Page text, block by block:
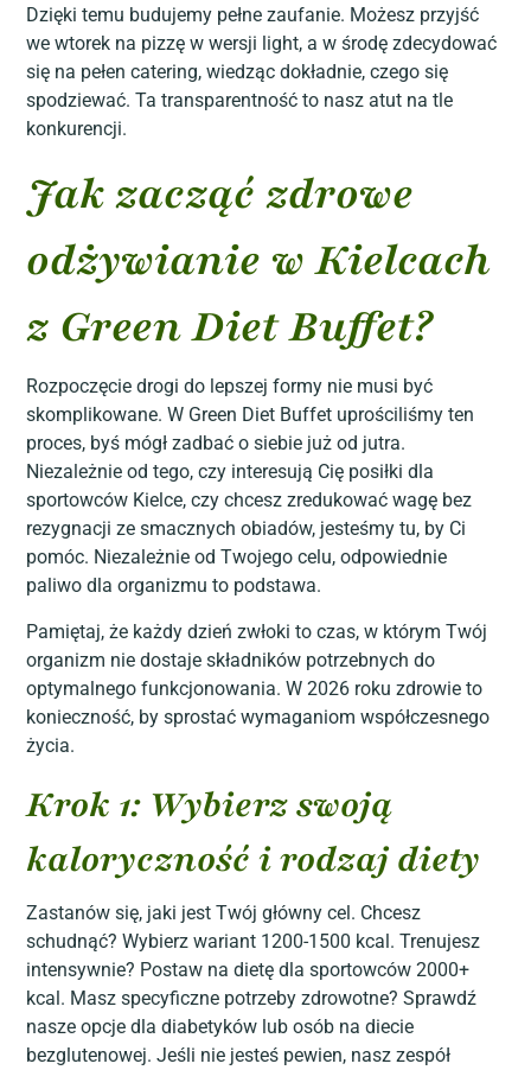
Dzięki temu budujemy pełne zaufanie. Możesz przyjść
we wtorek na pizzę w wersji light, a w środę zdecydować
się na pełen catering, wiedząc dokładnie, czego się
spodziewać. Ta transparentność to nasz atut na tle
konkurencji.
Jak zacząć zdrowe
odżywianie w Kielcach
z Green Diet Buffet?
Rozpoczęcie drogi do lepszej formy nie musi być
skomplikowane. W Green Diet Buffet uprościliśmy ten
proces, byś mógł zadbać o siebie już od jutra.
Niezależnie od tego, czy interesują Cię posiłki dla
sportowców Kielce, czy chcesz zredukować wagę bez
rezygnacji ze smacznych obiadów, jesteśmy tu, by Ci
pomóc. Niezależnie od Twojego celu, odpowiednie
paliwo dla organizmu to podstawa.
Pamiętaj, że każdy dzień zwłoki to czas, w którym Twój
organizm nie dostaje składników potrzebnych do
optymalnego funkcjonowania. W 2026 roku zdrowie to
konieczność, by sprostać wymaganiom współczesnego
życia.
Krok 1: Wybierz swoją
kaloryczność i rodzaj diety
Zastanów się, jaki jest Twój główny cel. Chcesz
schudnąć? Wybierz wariant 1200-1500 kcal. Trenujesz
intensywnie? Postaw na dietę dla sportowców 2000+
kcal. Masz specyficzne potrzeby zdrowotne? Sprawdź
nasze opcje dla diabetyków lub osób na diecie
bezglutenowej. Jeśli nie jesteś pewien, nasz zespół